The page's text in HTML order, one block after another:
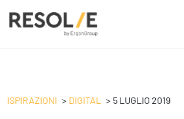
Servizi
People
ISPIRAZIONI DIGITAL 5 LUGLIO 2019